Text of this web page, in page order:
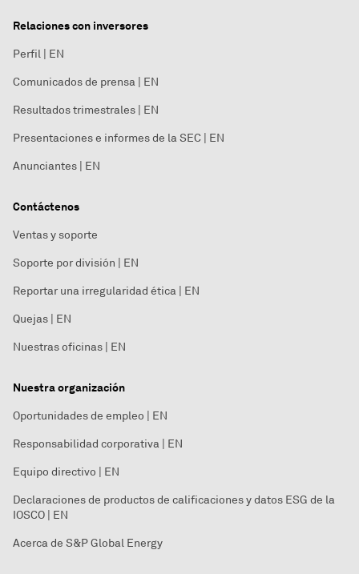
Relaciones con inversores
Perfil | EN
Comunicados de prensa | EN
Resultados trimestrales | EN
Presentaciones e informes de la SEC | EN
Anunciantes | EN
Contáctenos
Ventas y soporte
Soporte por división | EN
Reportar una irregularidad ética | EN
Quejas | EN
Nuestras oficinas | EN
Nuestra organización
Oportunidades de empleo | EN
Responsabilidad corporativa | EN
Equipo directivo | EN
Declaraciones de productos de calificaciones y datos ESG de la
IOSCO | EN
Acerca de S&P Global Energy